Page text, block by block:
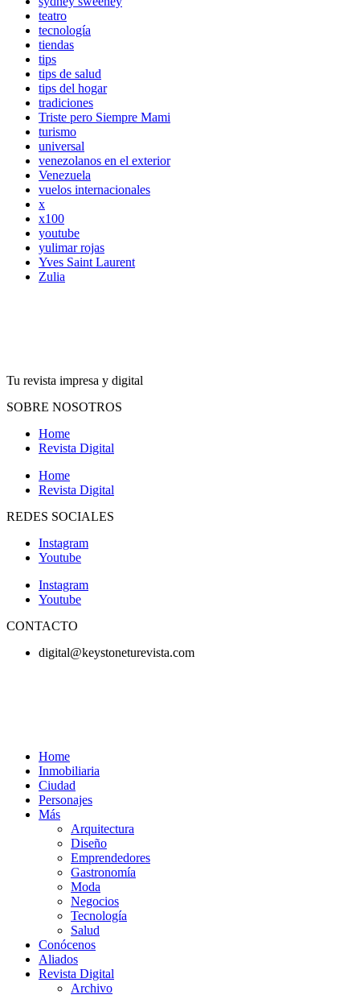
teatro
tecnología
tiendas
tips
tips de salud
tips del hogar
tradiciones
Triste pero Siempre Mami
turismo
universal
venezolanos en el exterior
Venezuela
vuelos internacionales
x
x100
youtube
yulimar rojas
Yves Saint Laurent
Zulia
Tu revista impresa y digital
SOBRE NOSOTROS
Home
Revista Digital
Home
Revista Digital
REDES SOCIALES
Instagram
Youtube
Instagram
Youtube
CONTACTO
digital@keystoneturevista.com
Home
Inmobiliaria
Ciudad
Personajes
Más
Arquitectura
Diseño
Emprendedores
Gastronomía
Moda
Negocios
Tecnología
Salud
Conócenos
Aliados
Revista Digital
Archivo